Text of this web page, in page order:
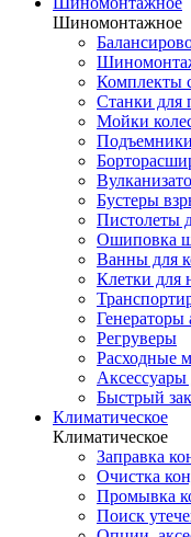
Шиномонтажное
Комплекты
Станки для
Мойки
Бустеры
Пистолеты
Ошиповка
Ванны для
Клетки для
Генераторы
Регруверы
Расходные
Аксессуары
Быстрый
Климатическое
Климатическое
Заправка
Очистка
Промывка
Поиск